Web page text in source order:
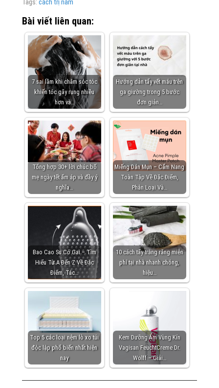
Tags: cách trị nám
Bài viết liên quan:
7 sai lầm khi chăm sóc tóc
khiến tóc gãy rụng nhiều
hơn và…
Hướng dẫn tẩy vết máu trên
ga giường trong 5 bước
đơn giản…
Tổng hợp 30+ lời chúc bố
mẹ ngày tết ấm áp và đầy ý
nghĩa…
Miếng Dán Mụn – Cẩm Nang
Toàn Tập Về Đặc Điểm,
Phân Loại Và…
Bao Cao Su Có Gai – Tìm
Hiểu Từ A Đến Z Về Đặc
Điểm, Tác…
10 cách tẩy trắng răng miễn
phí tại nhà nhanh chóng,
hiệu…
Top 5 các loại nệm lò xo túi
độc lập phổ biến nhất hiện
nay
Kem Dưỡng Ẩm Vùng Kín
Vagisan FeuchtCreme Dr.
Wolff – Giải…